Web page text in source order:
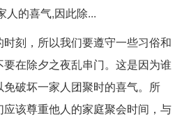
人的喜气,因此除...
刻，所以我们要遵守一些习俗和
在除夕之夜乱串门。这是因为谁
破坏一家人团聚时的喜气。所
该尊重他人的家庭聚会时间，与